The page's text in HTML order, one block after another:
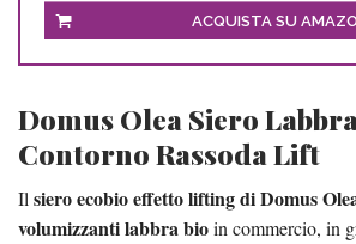
ACQUISTA SU
Domus Olea Siero
Contorno Rassoda Lift
Il siero ecobio effetto lifting di Domus
volumizzanti labbra bioin commercio, in